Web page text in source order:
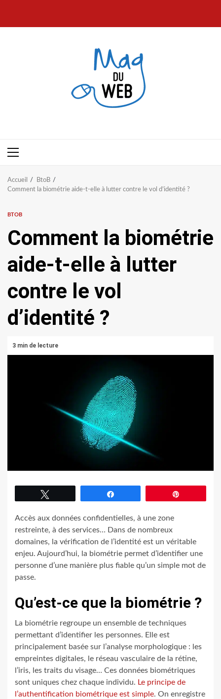
contenu
Menu
Accueil
BtoB
Comment la biométrie aide-t-elle à lutter contre le vol d’identité ?
BTOB
Comment la biométrie
aide-t-elle à lutter
contre le vol
d’identité ?
3 min de lecture
Accès aux données confidentielles, à une zone
restreinte, à des services… Dans de nombreux
domaines, la vérification de l’identité est un véritable
enjeu. Aujourd’hui, la biométrie permet d’identifier une
personne d’une manière plus fiable qu’un simple mot de
passe.
Qu’est-ce que la biométrie ?
La biométrie regroupe un ensemble de techniques
permettant d’identifier les personnes. Elle est
principalement basée sur l’analyse morphologique : les
empreintes digitales, le réseau vasculaire de la rétine,
l’iris, les traits du visage… Ces données biométriques
sont uniques chez chaque individu. Le principe de
l’authentification biométrique est simple. On enregistre